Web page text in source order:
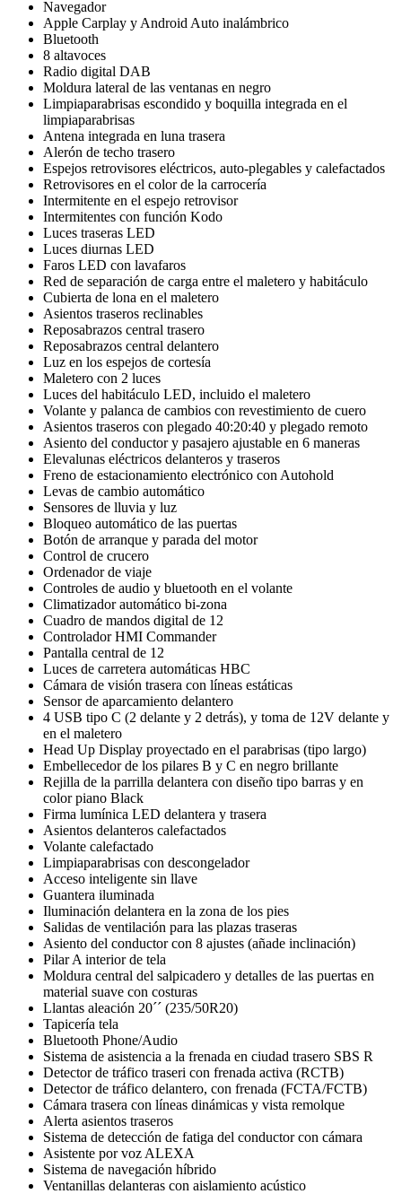
Navegador
Apple Carplay y Android Auto inalámbrico
Bluetooth
8 altavoces
Radio digital DAB
Moldura lateral de las ventanas en negro
Limpiaparabrisas escondido y boquilla integrada en el
limpiaparabrisas
Antena integrada en luna trasera
Alerón de techo trasero
Espejos retrovisores eléctricos, auto-plegables y calefactados
Retrovisores en el color de la carrocería
Intermitente en el espejo retrovisor
Intermitentes con función Kodo
Luces traseras LED
Luces diurnas LED
Faros LED con lavafaros
Red de separación de carga entre el maletero y habitáculo
Cubierta de lona en el maletero
Asientos traseros reclinables
Reposabrazos central trasero
Reposabrazos central delantero
Luz en los espejos de cortesía
Maletero con 2 luces
Luces del habitáculo LED, incluido el maletero
Volante y palanca de cambios con revestimiento de cuero
Asientos traseros con plegado 40:20:40 y plegado remoto
Asiento del conductor y pasajero ajustable en 6 maneras
Elevalunas eléctricos delanteros y traseros
Freno de estacionamiento electrónico con Autohold
Levas de cambio automático
Sensores de lluvia y luz
Bloqueo automático de las puertas
Botón de arranque y parada del motor
Control de crucero
Ordenador de viaje
Controles de audio y bluetooth en el volante
Climatizador automático bi-zona
Cuadro de mandos digital de 12
Controlador HMI Commander
Pantalla central de 12
Luces de carretera automáticas HBC
Cámara de visión trasera con líneas estáticas
Sensor de aparcamiento delantero
4 USB tipo C (2 delante y 2 detrás), y toma de 12V delante y
en el maletero
Head Up Display proyectado en el parabrisas (tipo largo)
Embellecedor de los pilares B y C en negro brillante
Rejilla de la parrilla delantera con diseño tipo barras y en
color piano Black
Firma lumínica LED delantera y trasera
Asientos delanteros calefactados
Volante calefactado
Limpiaparabrisas con descongelador
Acceso inteligente sin llave
Guantera iluminada
Iluminación delantera en la zona de los pies
Salidas de ventilación para las plazas traseras
Asiento del conductor con 8 ajustes (añade inclinación)
Pilar A interior de tela
Moldura central del salpicadero y detalles de las puertas en
material suave con costuras
Llantas aleación 20´´ (235/50R20)
Tapicería tela
Bluetooth Phone/Audio
Sistema de asistencia a la frenada en ciudad trasero SBS R
Detector de tráfico traseri con frenada activa (RCTB)
Detector de tráfico delantero, con frenada (FCTA/FCTB)
Cámara trasera con líneas dinámicas y vista remolque
Alerta asientos traseros
Sistema de detección de fatiga del conductor con cámara
Asistente por voz ALEXA
Sistema de navegación híbrido
Ventanillas delanteras con aislamiento acústico